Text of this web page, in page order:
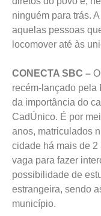
ninguém para trás.
aquelas pessoas
locomover até às
CONECTA SBC –
recém-lançado pela
da importância do
CadÚnico. É por
anos, matriculados
cidade há mais de 2
vaga para fazer
possibilidade de
estrangeira, sendo
município.